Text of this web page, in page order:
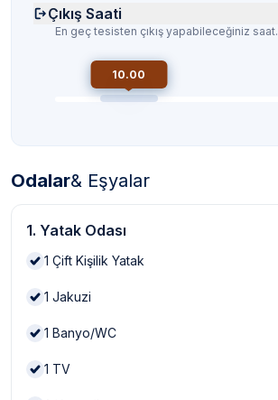
Çıkış Saati
En geç tesisten çıkış yapabileceğiniz saat.
10.00
Odalar& Eşyalar
1. Yatak Odası
1 Çift Kişilik Yatak
1 Jakuzi
1 Banyo/WC
1 TV